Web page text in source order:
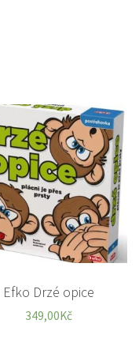
Efko Drzé opice
349,00Kč